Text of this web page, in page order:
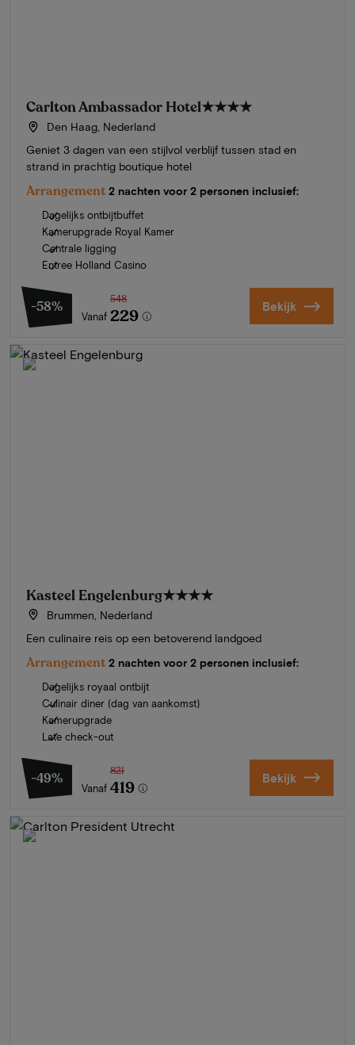
Carlton Ambassador Hotel★★★★
Den Haag, Nederland
Geniet 3 dagen van een stijlvol verblijf tussen stad en
strand in prachtig boutique hotel
Arrangement 2 nachten voor 2 personen inclusief:
Dagelijks ontbijtbuffet
Kamerupgrade Royal Kamer
Centrale ligging
Entree Holland Casino
-58%
Vanaf
548
229 Bekijk
Kasteel Engelenburg★★★★
Brummen, Nederland
Een culinaire reis op een betoverend landgoed
Arrangement 2 nachten voor 2 personen inclusief:
Dagelijks royaal ontbijt
Culinair diner (dag van aankomst)
Kamerupgrade
Late check-out
-49%
Vanaf
821
419 Bekijk